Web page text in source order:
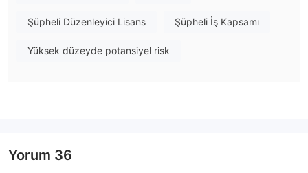
Şüpheli Düzenleyici Lisans Şüpheli İş Kapsamı
Yüksek düzeyde potansiyel risk
Yorum 36